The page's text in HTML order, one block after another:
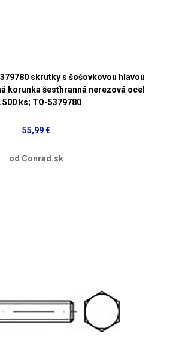
skrutky s šošovkovou hlavou
korunka šesťhranná nerezová ocel
500 ks; TO-5379780
55,99 €
od Conrad.sk